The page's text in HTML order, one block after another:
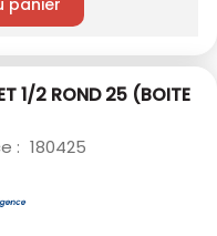
1/2 ROND 25 (BOITE
: 180425